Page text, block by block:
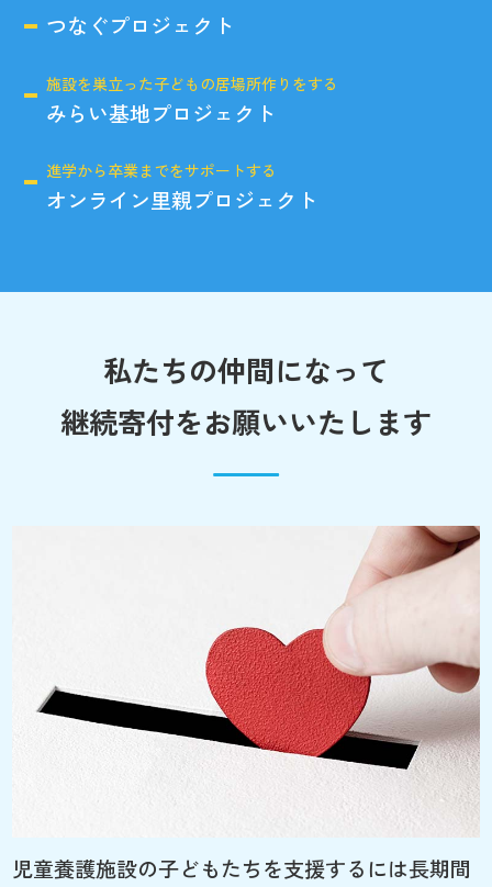
つなぐプロジェクト
施設を巣立った子どもの居場所作りをする
みらい基地プロジェクト
進学から卒業までをサポートする
オンライン里親プロジェクト
私たちの仲間になって
継続寄付をお願いいたします
児童養護施設の子どもたちを支援するには長期間